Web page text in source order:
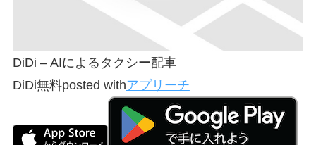
DiDi – AIによるタクシー配車
DiDi無料posted withアプリーチ